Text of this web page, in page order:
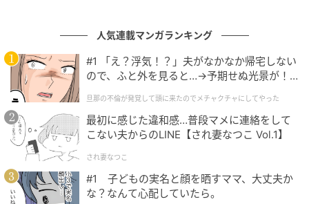
体型カバーに役立つ主張しすぎない求心柄の
プルオーバー
人気連載マンガランキング
#1 「え？浮気！？」夫がなかなか帰宅しない
ので、ふと外を見ると…→予期せぬ光景が！
クチャにしてやった
旦那の不倫が発覚して頭に来たのでメチャクチャにしてやった
最初に感じた違和感…普段マメに連絡をして
こない夫からのLINE【され妻なつこ Vol.1】
され妻なつこ
#1 子どもの実名と顔を晒すママ、大丈夫か
な？なんて心配していたら。